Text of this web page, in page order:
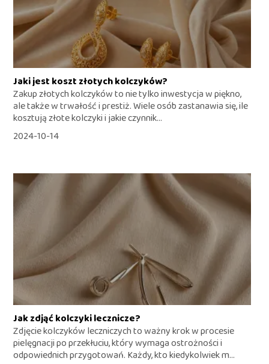
Jaki jest koszt złotych kolczyków?
Zakup złotych kolczyków to nie tylko inwestycja w piękno,
ale także w trwałość i prestiż. Wiele osób zastanawia się, ile
kosztują złote kolczyki i jakie czynnik...
2024-10-14
Jak zdjąć kolczyki lecznicze?
Zdjęcie kolczyków leczniczych to ważny krok w procesie
pielęgnacji po przekłuciu, który wymaga ostrożności i
odpowiednich przygotowań. Każdy, kto kiedykolwiek m...